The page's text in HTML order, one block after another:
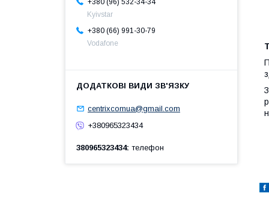
+380 (96) 532-34-34
Kyivstar
+380 (66) 991-30-79
Vodafone
centrixcomua@gmail.com
+380965323434
380965323434 телефон